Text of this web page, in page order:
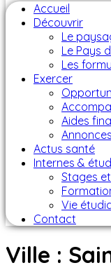
Accueil
Découvrir
Le
Le Pays
Les
Exercer
Aides
Actus santé
Internes &
Stages
Vie
Contact
Ville :